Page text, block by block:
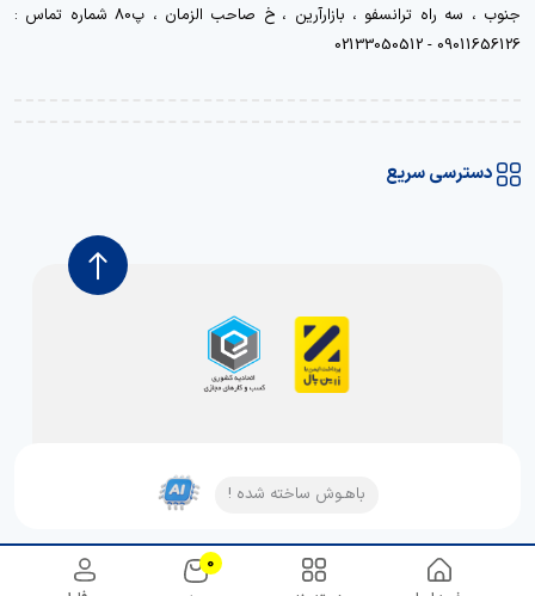
0
جنوب ، سه راه ترانسفو ، بازارآرین ، خ صاحب الزمان ، پ80 شماره تماس :
09011656126 - 02133050512
دسترسی سریع
باهـوش ساخته شده !